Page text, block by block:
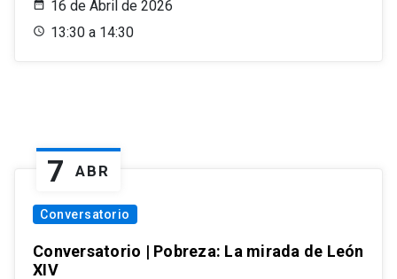
16 de Abril de 2026
13:30 a 14:30
7 ABR
Conversatorio
Conversatorio | Pobreza: La mirada de León
XIV